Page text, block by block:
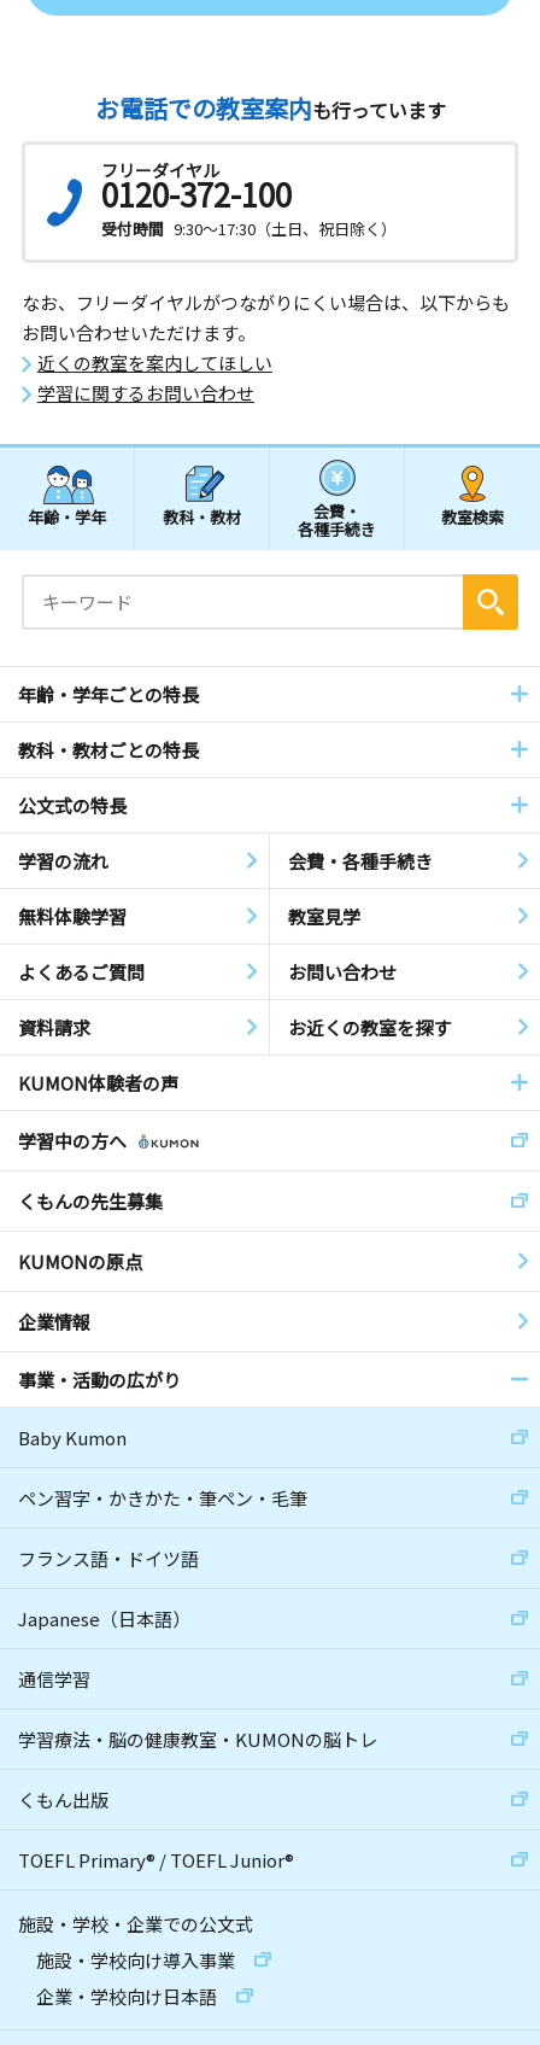
お電話での教室案内も行っています
フリーダイヤル
0120-372-100
受付時間 9:30～17:30（土日、祝日除く）
なお、フリーダイヤルがつながりにくい場合は、以下からも
お問い合わせいただけます。
近くの教室を案内してほしい
学習に関するお問い合わせ
年齢・学年 教科・教材 会費・
各種手続き
教室検索
年齢・学年ごとの特長
教科・教材ごとの特長
公文式の特長
学習の流れ 会費・各種手続き
無料体験学習 教室見学
よくあるご質問 お問い合わせ
資料請求 お近くの教室を探す
KUMON体験者の声
学習中の方へ
くもんの先生募集
KUMONの原点
企業情報
事業・活動の広がり
Baby Kumon
ペン習字・かきかた・筆ペン・毛筆
フランス語・ドイツ語
Japanese（日本語）
通信学習
学習療法・脳の健康教室・KUMONの脳トレ
くもん出版
TOEFL Primary® /TOEFL Junior®
施設・学校・企業での公文式
施設・学校向け導入事業
企業・学校向け日本語